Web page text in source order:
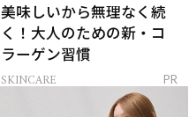
美味しいから無理なく続
く！大人のための新・コ
ラーゲン習慣
SKINCARE PR